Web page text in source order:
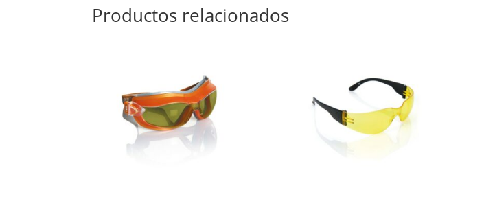
Productos relacionados